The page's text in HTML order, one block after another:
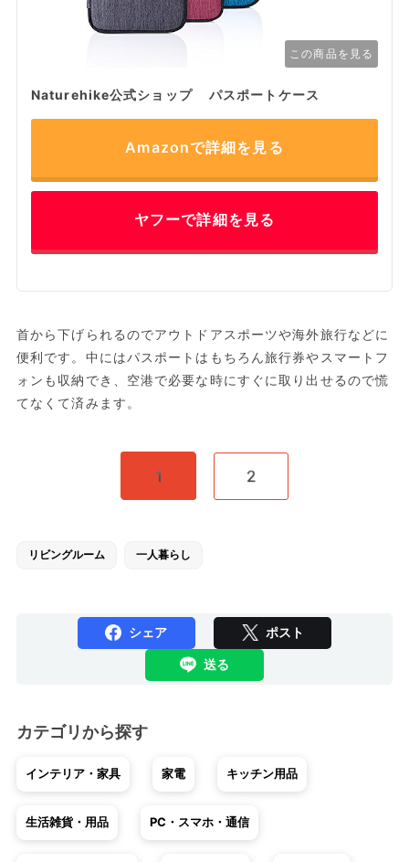
この商品を見る
Naturehike公式ショップ パスポートケース
Amazonで詳細を見る
ヤフーで詳細を見る
首から下げられるのでアウトドアスポーツや海外旅行などに
便利です。中にはパスポートはもちろん旅行券やスマートフ
ォンも収納でき、空港で必要な時にすぐに取り出せるので慌
てなくて済みます。
1 2
リビングルーム 一人暮らし
シェア ポスト
送る
カテゴリから探す
インテリア・家具 家電 キッチン用品
生活雑貨・用品 PC・スマホ・通信